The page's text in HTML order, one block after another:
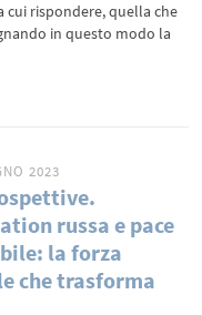
cui rispondere, quella che
in questo modo la
2023
russa e pace
la forza
che trasforma